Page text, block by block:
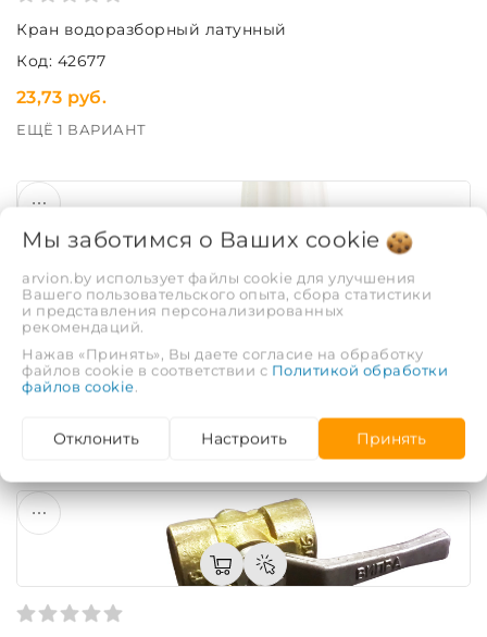
Кран водоразборный латунный
Код: 42677
23,73 руб.
ЕЩЁ 1 ВАРИАНТ
Кран водоразборный пластик
Код: 42678
ЕЩЁ 1 ВАРИАНТ
Мы заботимся о Ваших cookie
arvion.by использует файлы cookie для улучшения
Вашего пользовательского опыта, сбора статистики
и представления персонализированных
рекомендаций.
Нажав «Принять», Вы даете согласие на обработку
файлов cookie в соответствии с Политикой обработки
файлов cookie
Отклонить Настроить Принять